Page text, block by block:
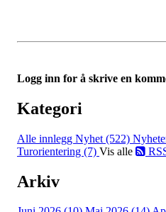
Logg inn for å skrive en
Kategori
Alle innlegg Nyhet (522)
Turorientering (7) Vis alle
Arkiv